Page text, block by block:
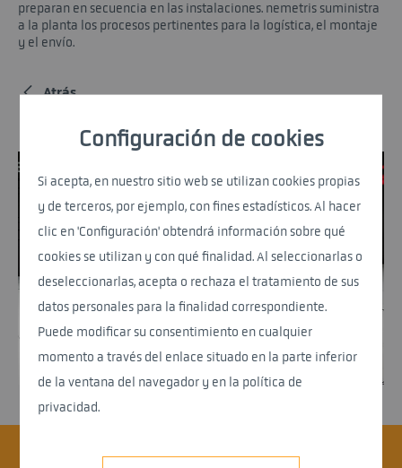
Configuración de cookies
Si acepta, en nuestro sitio web se utilizan cookies propias
y de terceros, por ejemplo, con fines estadísticos. Al hacer
clic en 'Configuración' obtendrá información sobre qué
cookies se utilizan y con qué finalidad. Al seleccionarlas o
deseleccionarlas, acepta o rechaza el tratamiento de sus
datos personales para la finalidad correspondiente.
Puede modificar su consentimiento en cualquier
momento a través del enlace situado en la parte inferior
de la ventana del navegador y en la política de
privacidad.
preparan en secuencia en las instalaciones. nemetris suministra
a la planta los procesos pertinentes para la logística, el montaje
y el envío.
Atrás